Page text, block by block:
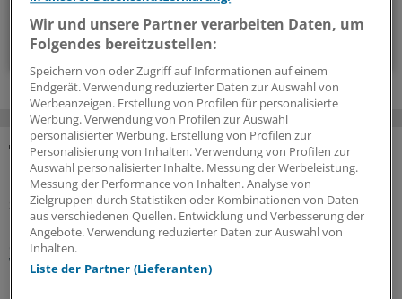
Zum Abonnieren bitte anmelden
MEHR ZUM THEMA
Sparpaket sorgt für Unsicherheit
Praxisbesonderheiten in Zeiten des GKV-
Spargesetzes: Klarheit soll es in der kommenden
Woche geben
Wir und unsere Partner verarbeiten Daten, um
Folgendes bereitzustellen:
Speichern von oder Zugriff auf Informationen auf einem
Endgerät. Verwendung reduzierter Daten zur Auswahl von
Werbeanzeigen. Erstellung von Profilen für personalisierte
Werbung. Verwendung von Profilen zur Auswahl
personalisierter Werbung. Erstellung von Profilen zur
Personalisierung von Inhalten. Verwendung von Profilen zur
Auswahl personalisierter Inhalte. Messung der Werbeleistung.
Messung der Performance von Inhalten. Analyse von
Zielgruppen durch Statistiken oder Kombinationen von Daten
aus verschiedenen Quellen. Entwicklung und Verbesserung der
Angebote. Verwendung reduzierter Daten zur Auswahl von
Inhalten.
Liste der Partner (Lieferanten)